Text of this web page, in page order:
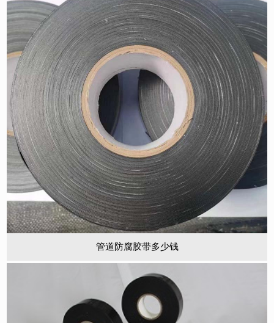
管道防腐胶带多少钱